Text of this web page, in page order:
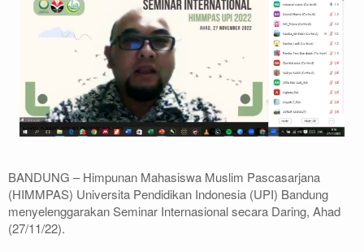
BANDUNG – Himpunan Mahasiswa Muslim Pascasarjana
(HIMMPAS) Universita Pendidikan Indonesia (UPI) Bandung
menyelenggarakan Seminar Internasional secara Daring, Ahad
(27/11/22).